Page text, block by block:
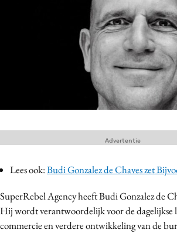
9 sept: GenAI-training
Adverteren
Events
Opleidingen
Vacatures
Partners
Topics
Lees ook:Budi Gonzalez de Chaves zet
SuperRebel Agency heeft Budi Gonzalez de
Hij wordt verantwoordelijk voor de dagelijkse
commercie en verdere ontwikkeling van de
Advertentie